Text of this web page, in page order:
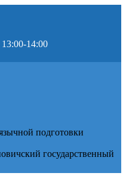
14:00
подготовки
государственный